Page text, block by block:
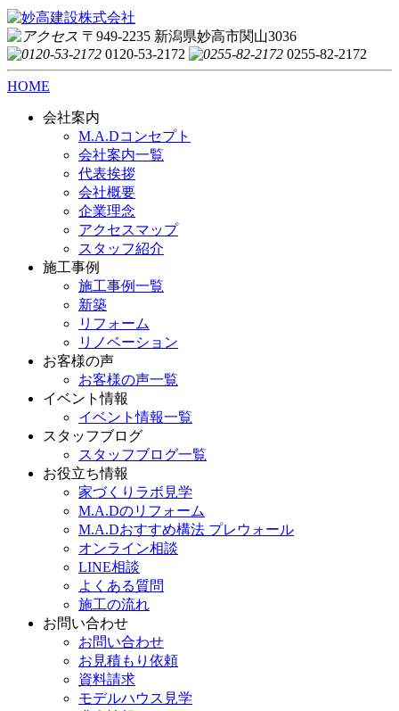
〒949-2235 新潟県妙高市関山3036
0120-53-2172
0255-82-2172
HOME
会社案内
M.A.Dコンセプト
会社案内一覧
代表挨拶
会社概要
企業理念
アクセスマップ
スタッフ紹介
施工事例
施工事例一覧
新築
リフォーム
リノベーション
お客様の声
お客様の声一覧
イベント情報
イベント情報一覧
スタッフブログ
スタッフブログ一覧
お役立ち情報
家づくりラボ見学
M.A.Dのリフォーム
M.A.Dおすすめ構法 プレウォール
オンライン相談
LINE相談
よくある質問
施工の流れ
お問い合わせ
お問い合わせ
お見積もり依頼
資料請求
モデルハウス見学